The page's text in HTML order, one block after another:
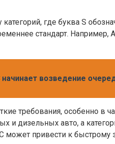
где буква S
стандарт.
возведение
требования, особенно
и дизельных авто, а
может привести к